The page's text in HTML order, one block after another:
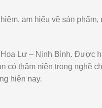
am hiểu về sản phẩm,
Lư – Ninh Bình. Được
thâm niên trong nghề
hiện nay.